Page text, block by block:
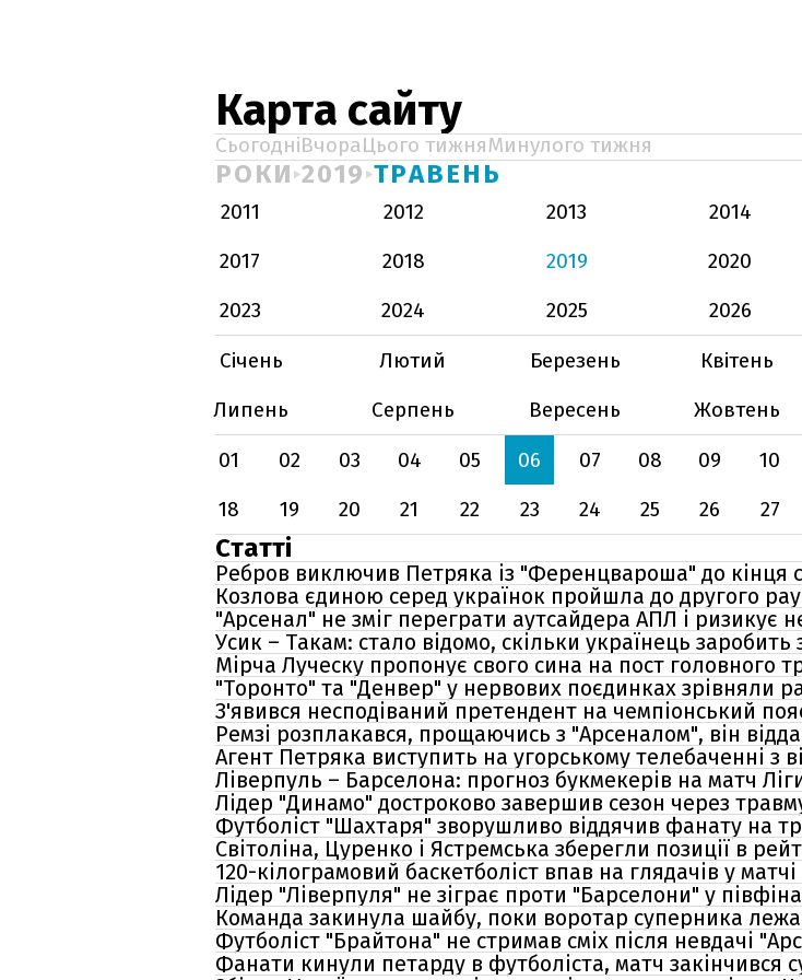
Карта сайту
СьогодніВчораЦього тижняМинулого тижня
РОКИ 2019 ТРАВЕНЬ
2011 2012 2013 2014
2017
2018 2019 2020
2023
2024 2025
2026
Січень
Лютий Березень Квітень
Липень
Серпень Вересень Жовтень
01
02 03 04 05 06 07 08 09 10
18
19 20 21 22 23 24 25 26 27
Статті
Ребров виключив Петряка із "Ференцвароша" до кінця
Козлова єдиною серед українок пройшла до другого
"Арсенал" не зміг переграти аутсайдера АПЛ і ризикує
Усик – Такам: стало відомо, скільки українець заробить
Мірча Луческу пропонує свого сина на пост головного
"Торонто" та "Денвер" у нервових поєдинках зрівняли
З'явився несподіваний претендент на чемпіонський
Ремзі розплакався, прощаючись з "Арсеналом", він
Агент Петряка виступить на угорському телебаченні з
Ліверпуль – Барселона: прогноз букмекерів на матч
Лідер "Динамо" достроково завершив сезон через
Футболіст "Шахтаря" зворушливо віддячив фанату на
Світоліна, Цуренко і Ястремська зберегли позиції в
120-кілограмовий баскетболіст впав на глядачів у
Лідер "Ліверпуля" не зіграє проти "Барселони" у
Команда закинула шайбу, поки воротар суперника
Футболіст "Брайтона" не стримав сміх після невдачі
Фанати кинули петарду в футболіста, матч закінчився